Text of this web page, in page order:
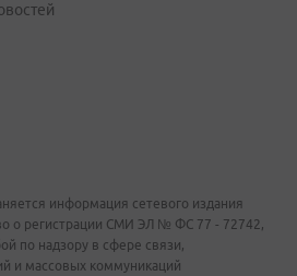
информация сетевого издания
о регистрации СМИ ЭЛ № ФС 77 - 72742,
по надзору в сфере связи,
и массовых коммуникаций